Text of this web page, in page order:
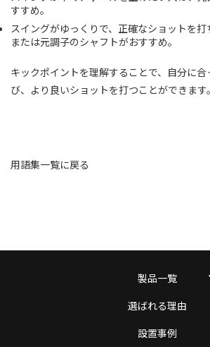
すすめ。
スイングがゆっくりで、正確なショットを
または元調子のシャフトがおすすめ。
キックポイントを理解することで、自分に
び、より良いショットを打つことができます。
用語集一覧に戻る
製品一覧
選ばれる理由
設置事例